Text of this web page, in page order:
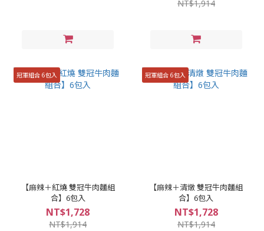
NT$1,914
冠軍組合 6包入
【麻辣＋紅燒 雙冠牛肉麵組
合】6包入
NT$1,728
NT$1,914
冠軍組合 6包入
【麻辣＋清燉 雙冠牛肉麵組
合】6包入
NT$1,728
NT$1,914